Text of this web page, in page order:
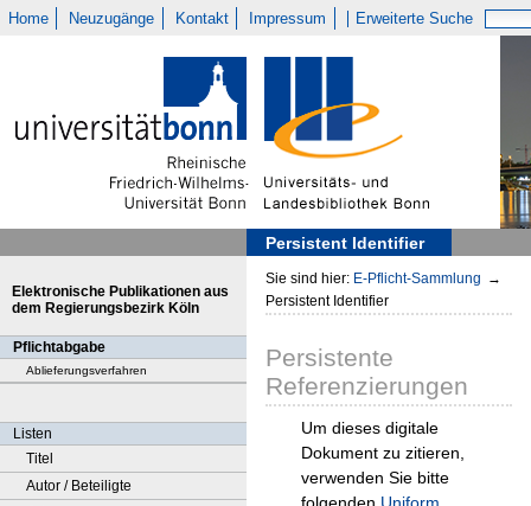
Home Neuzugänge Kontakt Impressum Erweiterte Suche
Persistent Identifier
Elektronische Publikationen aus
dem Regierungsbezirk Köln
Pflichtabgabe
Ablieferungsverfahren
Listen
Titel
Autor / Beteiligte
Sie sind hier: E-Pflicht-Sammlung →
Persistent Identifier
Persistente
Referenzierungen
Um dieses digitale
Dokument zu zitieren,
verwenden Sie bitte